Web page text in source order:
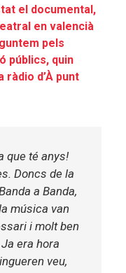
el documental,
en valencià
pels
públics, quin
d’À punt
que té anys!
Doncs de la
a Banda,
música van
i molt ben
era hora
veu,